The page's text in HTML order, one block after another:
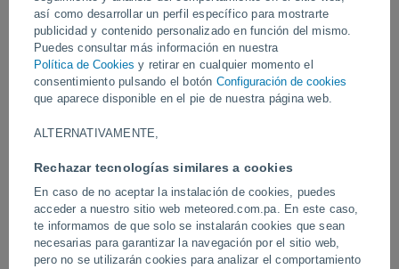
así como desarrollar un perfil específico para mostrarte
publicidad y contenido personalizado en función del mismo.
Puedes consultar más información en nuestra
Política de Cookies y retirar en cualquier momento el
consentimiento pulsando el botón Configuración de cookies
que aparece disponible en el pie de nuestra página web.
ALTERNATIVAMENTE,
Rechazar tecnologías similares a cookies
En caso de no aceptar la instalación de cookies, puedes
acceder a nuestro sitio web meteored.com.pa. En este caso,
te informamos de que solo se instalarán cookies que sean
necesarias para garantizar la navegación por el sitio web,
pero no se utilizarán cookies para analizar el comportamiento
Un lahar es un flujo de lodo volcánico que se produce cuando el
agua de lluvia se mezcla con depósitos de material volcánico
caliente de una erupción anterior.
Vídeos